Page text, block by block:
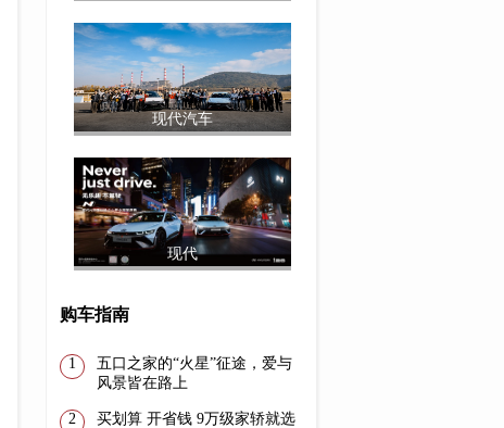
现代汽车
现代
购车指南
五口之家的“火星”征途，爱与
风景皆在路上
买划算 开省钱 9万级家轿就选